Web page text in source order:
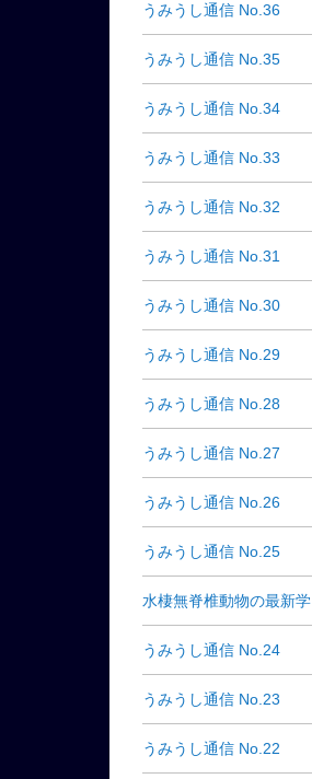
うみうし通信 No.36
うみうし通信 No.35
うみうし通信 No.34
うみうし通信 No.33
うみうし通信 No.32
うみうし通信 No.31
うみうし通信 No.30
うみうし通信 No.29
うみうし通信 No.28
うみうし通信 No.27
うみうし通信 No.26
うみうし通信 No.25
水棲無脊椎動物の最新学
うみうし通信 No.24
うみうし通信 No.23
うみうし通信 No.22